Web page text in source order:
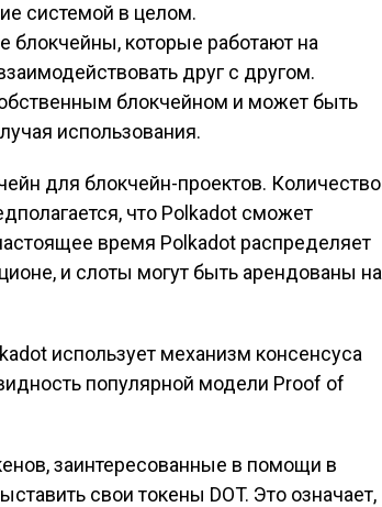
системой в целом.
блокчейны, которые работают на
друг с другом.
блокчейном и может быть
использования.
для блокчейн-проектов. Количество
что Polkadot сможет
время Polkadot распределяет
и слоты могут быть арендованы на
использует механизм консенсуса
популярной модели Proof of
заинтересованные в помощи в
свои токены DOT. Это означает,